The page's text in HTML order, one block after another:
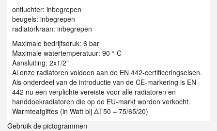
ontluchter: inbegrepen
beugels: inbegrepen
radiatorkraan: inbegrepen
Maximale bedrijfsdruk: 6 bar
Maximale watertemperatuur: 90 ° C
Aansluiting: 2x1/2"
Al onze radiatoren voldoen aan de EN 442-certificeringseisen.
Als onderdeel van de introductie van de CE-markering is EN
442 nu een verplichte vereiste voor alle radiatoren en
handdoekradiatoren die op de EU-markt worden verkocht.
Warmteafgiftes (in Watt bij ΔT50 – 75/65/20)
Gebruik de pictogrammen